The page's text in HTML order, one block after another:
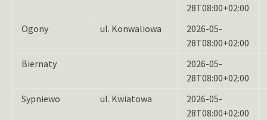
28T08:00+02:00
Ogony
ul. Konwaliowa
2026-05-
28T08:00+02:00
Biernaty
2026-05-
28T08:00+02:00
Sypniewo
ul. Kwiatowa
2026-05-
28T08:00+02:00